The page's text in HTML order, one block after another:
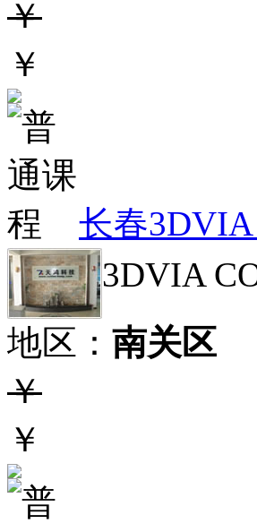
￥
￥
长春3DVIA
3DVIA
地区： 南关区
￥
￥